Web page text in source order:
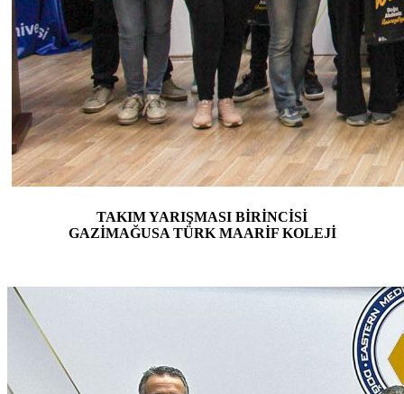
TAKIM YARIŞMASI BİRİNCİSİ
GAZİMAĞUSA TÜRK MAARİF KOLEJİ